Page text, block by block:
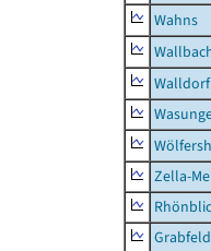
Wahns
Walldorf
Zella-
Grabfeld